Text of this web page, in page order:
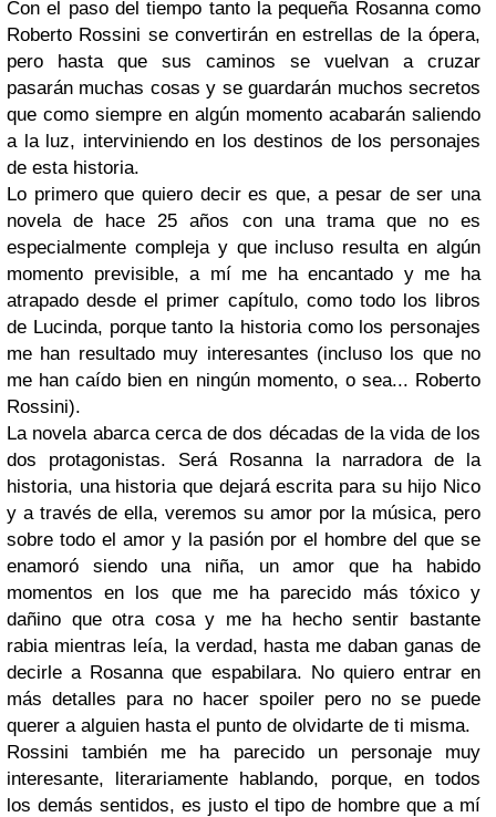
Con el paso del tiempo tanto la pequeña Rosanna como
Roberto Rossini se convertirán en estrellas de la ópera,
pero hasta que sus caminos se vuelvan a cruzar
pasarán muchas cosas y se guardarán muchos secretos
que como siempre en algún momento acabarán saliendo
a la luz, interviniendo en los destinos de los personajes
de esta historia.
Lo primero que quiero decir es que, a pesar de ser una
novela de hace 25 años con una trama que no es
especialmente compleja y que incluso resulta en algún
momento previsible, a mí me ha encantado y me ha
atrapado desde el primer capítulo, como todo los libros
de Lucinda, porque tanto la historia como los personajes
me han resultado muy interesantes (incluso los que no
me han caído bien en ningún momento, o sea... Roberto
Rossini).
La novela abarca cerca de dos décadas de la vida de los
dos protagonistas. Será Rosanna la narradora de la
historia, una historia que dejará escrita para su hijo Nico
y a través de ella, veremos su amor por la música, pero
sobre todo el amor y la pasión por el hombre del que se
enamoró siendo una niña, un amor que ha habido
momentos en los que me ha parecido más tóxico y
dañino que otra cosa y me ha hecho sentir bastante
rabia mientras leía, la verdad, hasta me daban ganas de
decirle a Rosanna que espabilara. No quiero entrar en
más detalles para no hacer spoiler pero no se puede
querer a alguien hasta el punto de olvidarte de ti misma.
Rossini también me ha parecido un personaje muy
interesante, literariamente hablando, porque, en todos
los demás sentidos, es justo el tipo de hombre que a mí